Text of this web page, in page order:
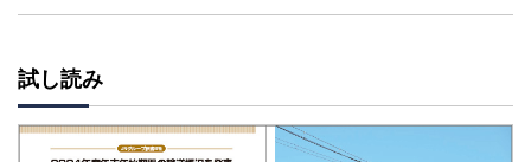
試し読み